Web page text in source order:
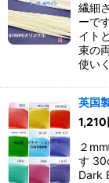
繊細
ーで
イト
束の
使い
英国
1,210
２
す
Dark